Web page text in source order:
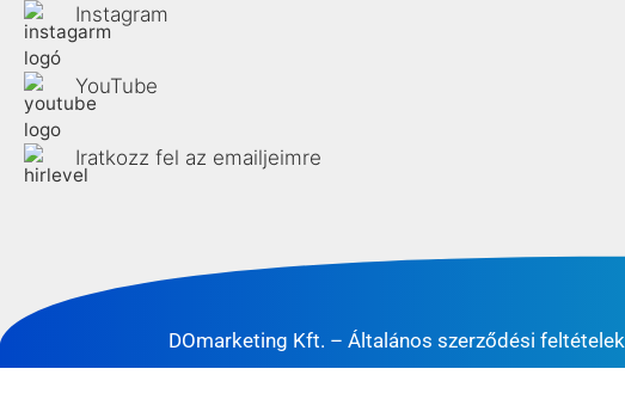
Instagram
YouTube
Iratkozz fel az emailjeimre
DOmarketing Kft. – Általános szerződési feltételek